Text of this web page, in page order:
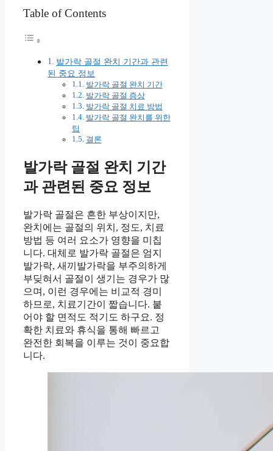
Table of Contents
발가락 골절 완치 기간과 관련
된 중요 정보
발가락 골절 완치 기간
발가락 골절 증상
발가락 골절 치료 방법
발가락 골절 완치를 위한
팁
결론
발가락 골절 완치 기간
과 관련된 중요 정보
발가락 골절은 흔한 부상이지만,
완치에는 골절의 위치, 정도, 치료
방법 등 여러 요소가 영향을 미칩
니다. 대체로 발가락 골절은 엄지
발가락, 새끼발가락을 부주의하게
부딪혀서 골절이 생기는 경우가 많
으며, 이런 경우에는 비교적 경미
하므로, 치료기간이 짧습니다. 붙
어야 할 면적도 적기도 하구요. 정
확한 치료와 휴식을 통해 빠르고
완전한 회복을 이루는 것이 중요합
니다.